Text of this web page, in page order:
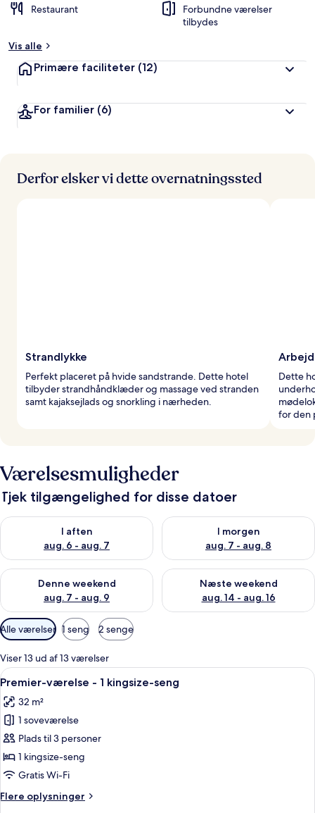
Restaurant
Forbundne værelser
tilbydes
Vis alle
Primære faciliteter (12)
For familier (6)
Derfor elsker vi dette overnatningssted
Strandlykke
Perfekt placeret på hvide sandstrande. Dette hotel
tilbyder strandhåndklæder og massage ved stranden
samt kajaksejlads og snorkling i nærheden.
Dette
for den
Værelsesmuligheder
Tjek tilgængelighed for disse datoer
I aften
aug. 6 - aug. 7
Tjek tilgængelighed for i aften aug. 6 - aug. 7
I morgen
aug. 7 - aug. 8
Tjek tilgængelighed for i
Denne weekend
aug. 7 - aug. 9
Tjek tilgængelighed for denne weekend aug. 7 - aug. 9
Næste weekend
aug. 14 - aug. 16
Tjek tilgængelighed for næste
Tilgængelige
filtre
for
værelser
Alle værelser 1 seng 2 senge
Viser 13 ud af 13 værelser
Indlæs
alle
billeder
af
Premier-
værelse
-
kingsize-
Et hotelværelse med seng,
7
Premier-værelse - 1 kingsize-seng
32 m²
1 soveværelse
Plads til 3 personer
1 kingsize-seng
Gratis Wi-Fi
Flere oplysninger
Flere